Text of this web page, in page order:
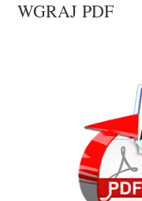
WGRAJ PDF